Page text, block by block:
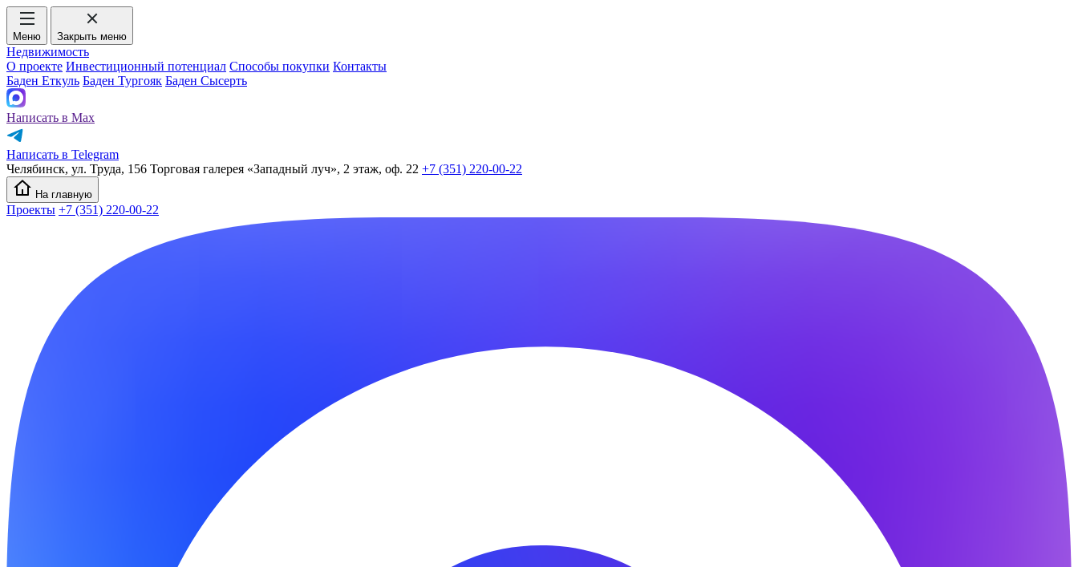
Меню Закрыть меню
Недвижимость
О проекте Инвестиционный потенциал Способы покупки Контакты
Баден Еткуль Баден Тургояк Баден Сысерть
Написать в Max
Написать в Telegram
Челябинск, ул. Труда, 156 Торговая галерея «Западный луч», 2 этаж, оф. 22 +7 (351) 220-00-22
На главную
Проекты +7 (351) 220-00-22